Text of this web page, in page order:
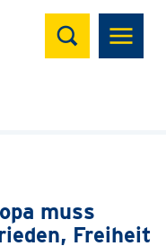
Suchen
muss
Freiheit